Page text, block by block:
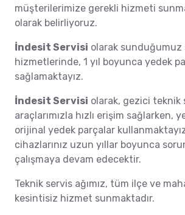
müşterilerimize gerekli hizmeti
olarak belirliyoruz.
İndesit Servisi olarak sunduğumuz
hizmetlerinde, 1 yıl boyunca yedek
sağlamaktayız.
İndesit Servisi olarak, gezici teknik
araçlarımızla hızlı erişim sağlarken,
orijinal yedek parçalar
cihazlarınız uzun yıllar boyunca
çalışmaya devam edecektir.
Teknik servis ağımız, tüm ilçe ve
kesintisiz hizmet sunmaktadır.